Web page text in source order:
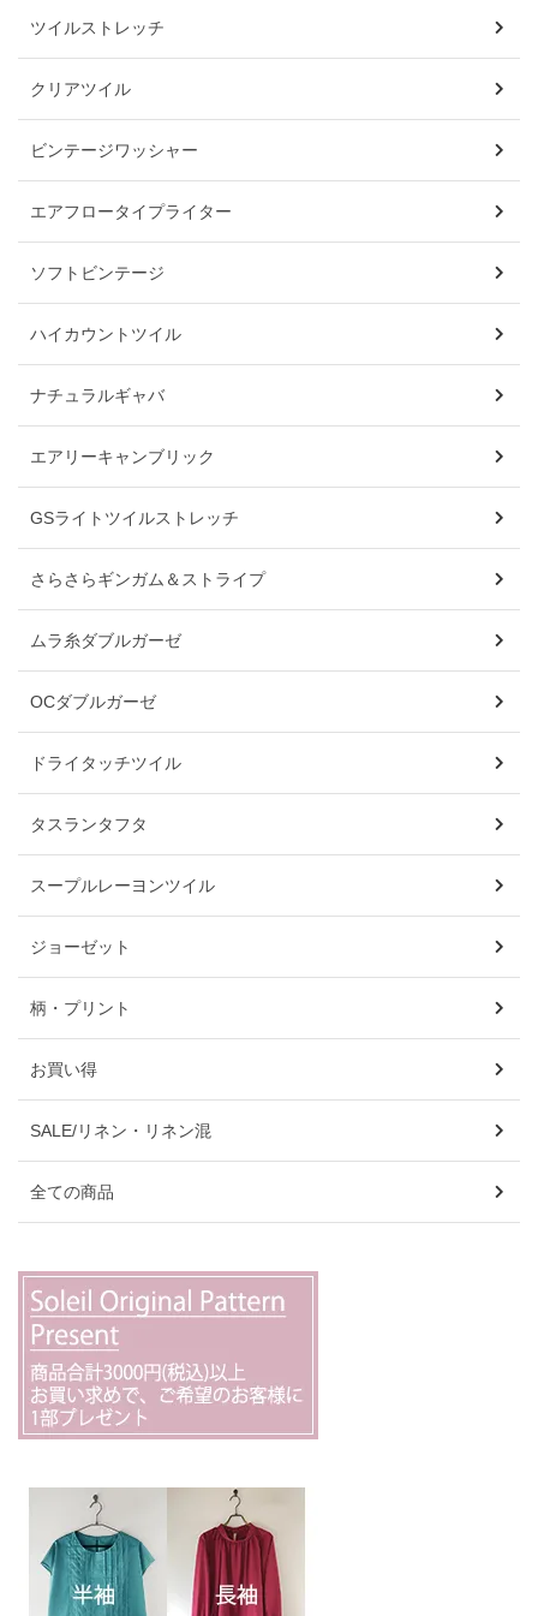
ツイルストレッチ
クリアツイル
ビンテージワッシャー
エアフロータイプライター
ソフトビンテージ
ハイカウントツイル
ナチュラルギャバ
エアリーキャンブリック
GSライトツイルストレッチ
さらさらギンガム＆ストライプ
ムラ糸ダブルガーゼ
OCダブルガーゼ
ドライタッチツイル
タスランタフタ
スープルレーヨンツイル
ジョーゼット
柄・プリント
お買い得
SALE/リネン・リネン混
全ての商品